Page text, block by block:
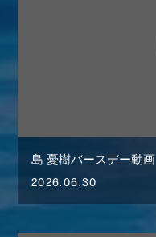
島 憂樹バースデー動画
2026.06.30